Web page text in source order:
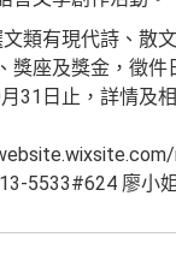
類有現代詩、散
獎座及獎金，徵件
31日止，詳情及
5533#624 廖小